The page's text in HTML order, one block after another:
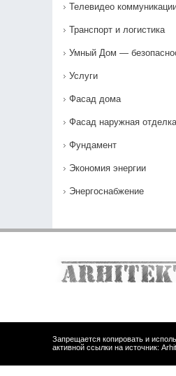
Телевидео
Транспорт и логистика
Умный Дом —
Услуги
Фасад дома
Фасад наружная
Фундамент
Экономия энергии
Энергоснабжение
Запрещается копировать и
активной ссылки на источник: